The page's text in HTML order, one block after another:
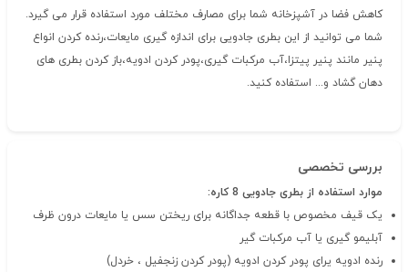
کاهش فضا در آشپزخانه شما برای مصارف مختلف مورد استفاده قرار می گیرد.
شما می توانید از این بطری جادویی برای اندازه گیری مایعات،رنده کردن انواع
پنیر مانند پنیر پیتزا،آب مرکبات گیری،پودر کردن ادویه،باز کردن بطری های
دهان گشاد و... استفاده کنید.
بررسی تخصصی
موارد استفاده از بطری جادویی 8 کاره:
یک قیف مخصوص با قطعه جداگانه برای ریختن سس یا مایعات درون ظرف
آبلیمو گیری یا آب مرکبات گیر
رنده ادویه یرای پودر کردن ادویه (پودر کردن زنجفیل ، خردل)